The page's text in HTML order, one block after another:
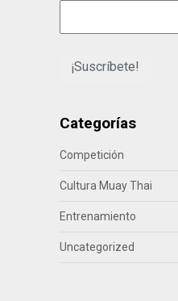
Categorías
Competición
Cultura Muay Thai
Entrenamiento
Uncategorized